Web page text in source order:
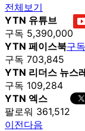
전체보기
YTN 유튜브
구독 5,390,000
YTN 페이스북
구독 703,845
구
YTN 리더스 뉴스
구독 109,284
YTN 엑스
팔로워 361,512
이전다음